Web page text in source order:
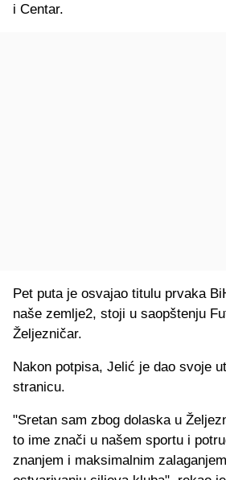
i Centar.
Pet puta je osvajao titulu prvaka
naše zemlje2, stoji u saopštenju
Željezničar.
Nakon potpisa, Jelić je dao svoje
stranicu.
"Sretan sam zbog dolaska u
to ime znači u našem sportu i
znanjem i maksimalnim